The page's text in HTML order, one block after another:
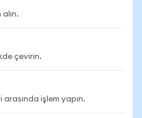
çevirin.
işlem yapın.